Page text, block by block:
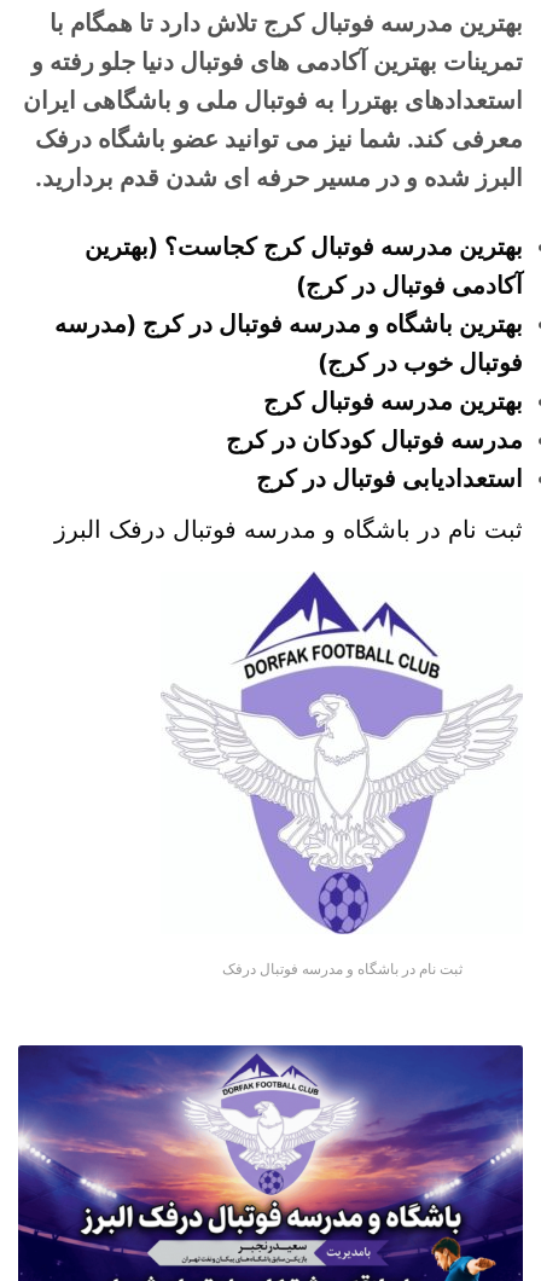
بهترین مدرسه فوتبال کرج تلاش دارد تا همگام با
تمرینات بهترین آکادمی های فوتبال دنیا جلو رفته و
استعدادهای بهتررا به فوتبال ملی و باشگاهی ایران
معرفی کند. شما نیز می توانید عضو باشگاه درفک
البرز شده و در مسیر حرفه ای شدن قدم بردارید.
بهترین مدرسه فوتبال کرج کجاست؟ (بهترین
آکادمی فوتبال در کرج)
بهترین باشگاه و مدرسه فوتبال در کرج (مدرسه
فوتبال خوب در کرج)
بهترین مدرسه فوتبال کرج
مدرسه فوتبال کودکان در کرج
استعدادیابی فوتبال در کرج
ثبت نام در باشگاه و مدرسه فوتبال درفک البرز
ثبت نام در باشگاه و مدرسه فوتبال درفک